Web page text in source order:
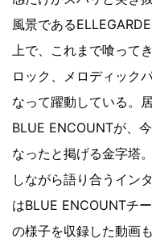
風景である
上で、これまで喰って
ロック、メロディック
なって躍動している。
BLUE ENCOUNTが、
なったと掲げる金字塔
しながら語り合うイン
はBLUE ENCOUNTチ
の様子を収録した動画